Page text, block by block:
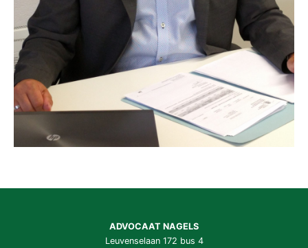
ADVOCAAT NAGELS
Leuvenselaan 172 bus 4